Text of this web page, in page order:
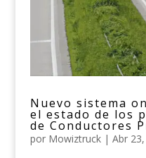
Nuevo sistema
el estado de los
de Conductores
por Mowiztruck| Abr